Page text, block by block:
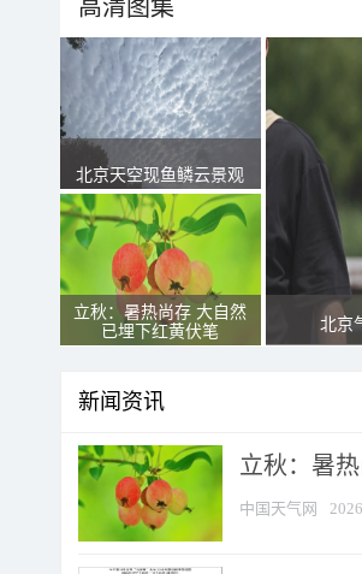
高清图集
北京天空现鱼鳞云景观
立秋：暑热尚存 大自然
已埋下红黄伏笔
北京
新闻资讯
立秋：暑
中国天气网